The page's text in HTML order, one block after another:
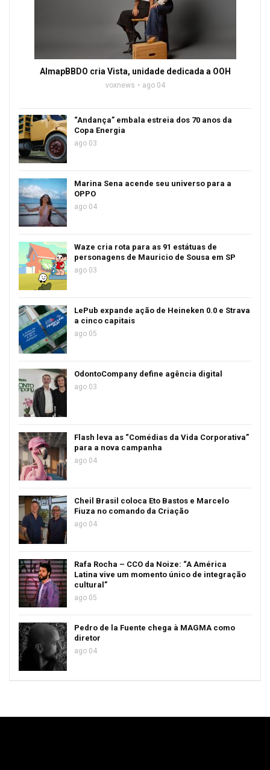
AlmapBBDO cria Vista, unidade dedicada a OOH
voxnews ago 04
“Andança” embala estreia dos 70 anos da
Copa Energia
ago 03
Marina Sena acende seu universo para a
OPPO
ago 04
Waze cria rota para as 91 estátuas de
personagens de Mauricio de Sousa em SP
ago 03
LePub expande ação de Heineken 0.0 e Strava
a cinco capitais
ago 05
OdontoCompany define agência digital
ago 03
Flash leva as “Comédias da Vida Corporativa”
para a nova campanha
ago 04
Cheil Brasil coloca Eto Bastos e Marcelo
Fiuza no comando da Criação
ago 04
Rafa Rocha – CCO da Noize: “A América
Latina vive um momento único de integração
cultural”
ago 05
Pedro de la Fuente chega à MAGMA como
diretor
ago 04